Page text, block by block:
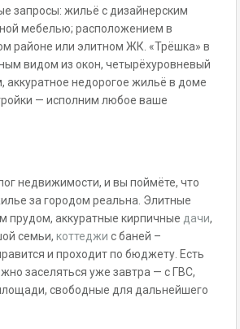
запросы: жильё с дизайнерским
мебелью; расположением в
районе или элитном ЖК. «Трёшка» в
видом из окон, четырёхуровневый
аккуратное недорогое жильё в доме
— исполним любое ваше
недвижимости, и вы поймёте, что
за городом реальна. Элитные
прудом, аккуратные кирпичные дачи,
семьи, коттеджи с баней –
и проходит по бюджету. Есть
заселяться уже завтра — с ГВС,
свободные для дальнейшего